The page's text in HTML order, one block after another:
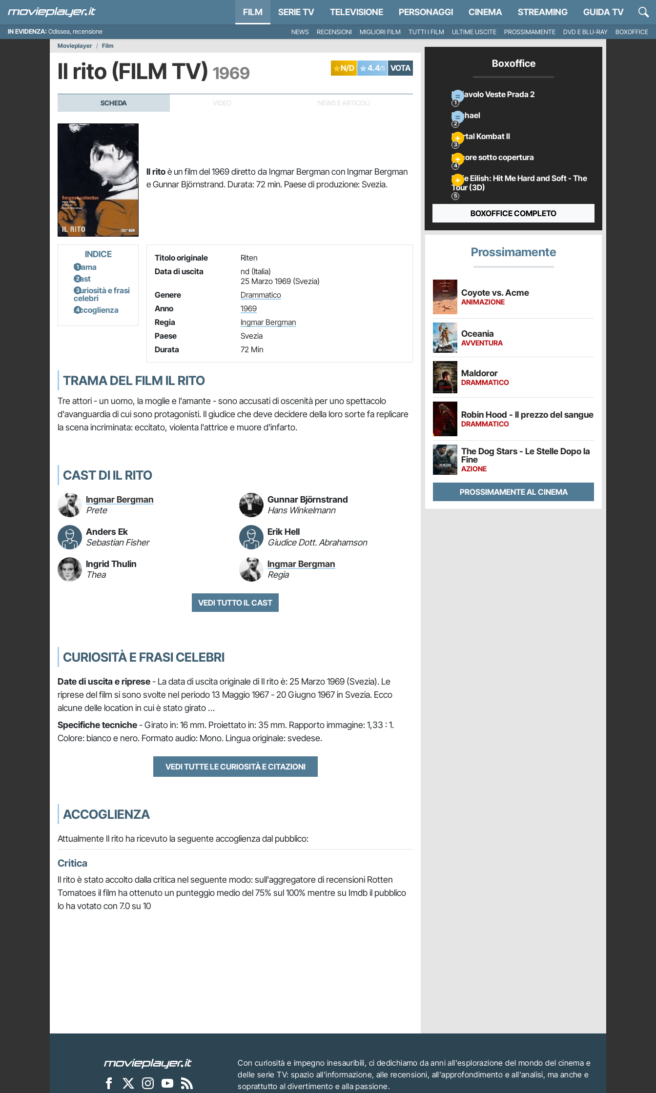
FILM SERIE TV TELEVISIONE PERSONAGGI CINEMA STREAMING GUIDA TV
IN EVIDENZA: Odissea, recensione NEWS RECENSIONI MIGLIORI FILM TUTTI I FILM ULTIME USCITE PROSSIMAMENTE DVD E BLU-RAY
BOXOFFICE
Movieplayer
Film
Il rito (FILM TV) 1969 N/D 4.4/5 VOTA
SCHEDA VIDEO NEWS E ARTICOLI
Il ritoè un film del 1969 diretto da Ingmar Bergman con Ingmar Bergman
e Gunnar Björnstrand. Durata: 72 min. Paese di produzione: Svezia.
INDICE
Trama
Cast
Curiosità e frasi
celebri
Accoglienza
Titolo originale
Riten
Data di uscita
nd (Italia)
25 Marzo 1969 (Svezia)
Genere
Drammatico
Anno
1969
Regia
Ingmar Bergman
Paese
Svezia
Durata
72 Min
TRAMA DEL FILM IL RITO
Tre attori - un uomo, la moglie e l'amante - sono accusati di oscenità per uno spettacolo
d'avanguardia di cui sono protagonisti. Il giudice che deve decidere della loro sorte fa replicare
la scena incriminata: eccitato, violenta l'attrice e muore d'infarto.
CAST DI IL RITO
Ingmar Bergman
Prete
Gunnar Björnstrand
Hans Winkelmann
Anders Ek
Sebastian Fisher
Erik Hell
Giudice Dott. Abrahamson
Ingrid Thulin
Thea
Ingmar Bergman
Regia
VEDI TUTTO IL CAST
CURIOSITÀ E FRASI CELEBRI
Date di uscita e riprese- La data di uscita originale di Il rito è: 25 Marzo 1969 (Svezia). Le
riprese del film si sono svolte nel periodo 13 Maggio 1967 - 20 Giugno 1967 in Svezia. Ecco
alcune delle location in cui è stato girato …
Specifiche tecniche- Girato in: 16 mm. Proiettato in: 35 mm. Rapporto immagine: 1,33 : 1.
Colore: bianco e nero. Formato audio: Mono. Lingua originale: svedese.
VEDI TUTTE LE CURIOSITÀ E CITAZIONI
ACCOGLIENZA
Attualmente Il rito ha ricevuto la seguente accoglienza dal pubblico:
Critica
Il rito è stato accolto dalla critica nel seguente modo: sull'aggregatore di recensioni Rotten
Tomatoes il film ha ottenuto un punteggio medio del 75% sul 100% mentre su Imdb il pubblico
lo ha votato con 7.0 su 10
Boxoffice
Il Diavolo Veste Prada 2
Michael
Mortal Kombat II
Pecore sotto copertura
Billie Eilish: Hit Me Hard and Soft - The
Tour (3D)
BOXOFFICE COMPLETO
Prossimamente
Coyote vs. Acme
ANIMAZIONE
Oceania
AVVENTURA
Maldoror
DRAMMATICO
Robin Hood - Il prezzo del sangue
DRAMMATICO
The Dog Stars - Le Stelle Dopo la
Fine
AZIONE
PROSSIMAMENTE AL CINEMA
Con curiosità e impegno inesauribili, ci dedichiamo da anni all'esplorazione del mondo del cinema e
delle serie TV: spazio all'informazione, alle recensioni, all'approfondimento e all'analisi, ma anche e
soprattutto al divertimento e alla passione.